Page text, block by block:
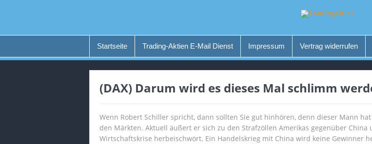
Startseite Trading-Aktien E-Mail Dienst Impressum Vertrag widerrufen
(DAX) Darum wird es dieses Mal schlimm
Wenn Robert Schiller spricht, dann sollten Sie gut hinhören, denn dieser Mann
den Märkten. Aktuell äußert er sich zu den Strafzöllen Amerikas gegenüber
Wirtschaftskrise herbeischwört. Ein Handelskrieg mit China wird keine Gewinner